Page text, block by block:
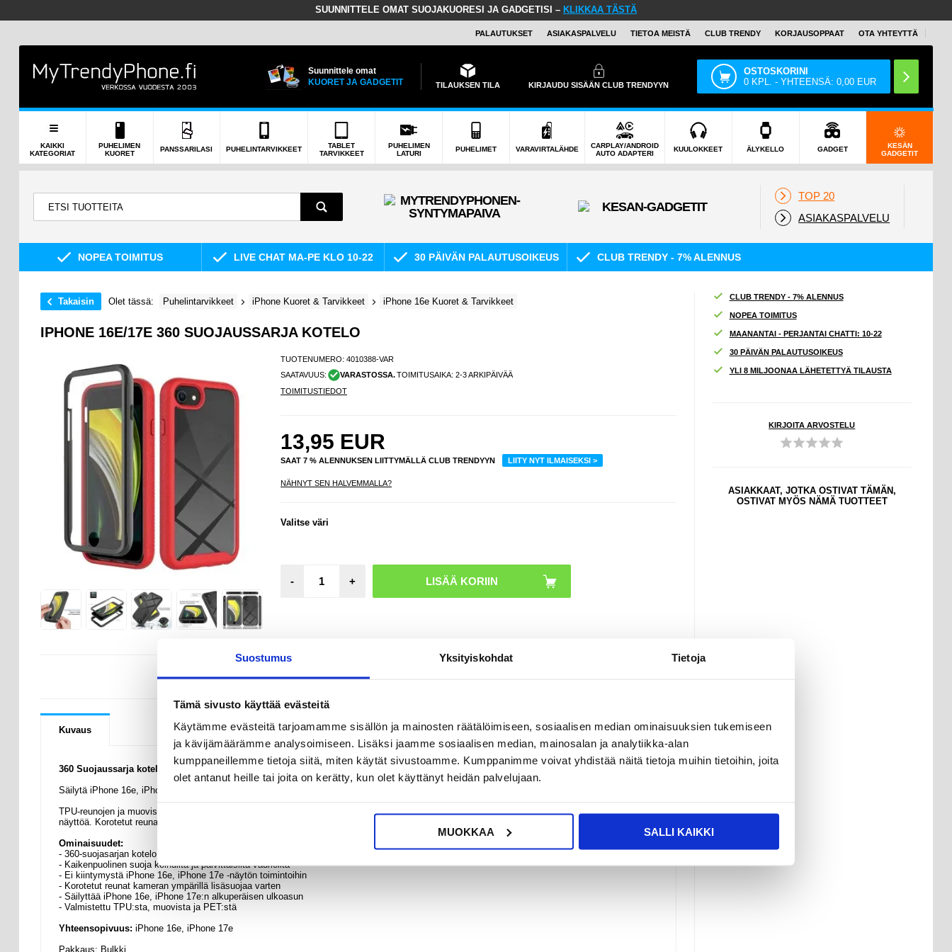
Suostumus Yksityiskohdat Tietoja
Tämä sivusto käyttää evästeitä
Käytämme evästeitä tarjoamamme sisällön ja mainosten räätälöimiseen, sosiaalisen median ominaisuuksien tukemiseen
ja kävijämäärämme analysoimiseen. Lisäksi jaamme sosiaalisen median, mainosalan ja analytiikka-alan
kumppaneillemme tietoja siitä, miten käytät sivustoamme. Kumppanimme voivat yhdistää näitä tietoja muihin tietoihin, joita
olet antanut heille tai joita on kerätty, kun olet käyttänyt heidän palvelujaan.
MUOKKAA SALLI KAIKKI
SUUNNITTELE OMAT SUOJAKUORESI JA GADGETISI – KLIKKAA TÄSTÄ
PALAUTUKSET ASIAKASPALVELU TIETOA MEISTÄ CLUB TRENDY KORJAUSOPPAAT OTA YHTEYTTÄ
Suunnittele omat
KUORET JA GADGETIT
TILAUKSEN TILA KIRJAUDU SISÄÄN CLUB TRENDYYN
OSTOSKORINI
0 KPL. - YHTEENSÄ:0,00 EUR
KAIKKI
KATEGORIAT
PUHELIMEN
KUORET
PANSSARILASI PUHELINTARVIKKEET
TABLET
TARVIKKEET
PUHELIMEN
LATURI
PUHELIMET VARAVIRTALÄHDE
CARPLAY/ANDROID
AUTO ADAPTERI
KUULOKKEET ÄLYKELLO GADGET
KESÄN
GADGETIT
TOP 20
ASIAKASPALVELU
NOPEA TOIMITUS LIVE CHAT MA-PE KLO 10-22 30 PÄIVÄN PALAUTUSOIKEUS CLUB TRENDY - 7% ALENNUS
Takaisin Olet tässä: Puhelintarvikkeet iPhone Kuoret & Tarvikkeet iPhone 16e Kuoret & Tarvikkeet
IPHONE 16E/17E 360 SUOJAUSSARJA KOTELO
TUOTENUMERO:4010388-VAR
SAATAVUUS:
VARASTOSSA.TOIMITUSAIKA: 2-3 ARKIPÄIVÄÄ
TOIMITUSTIEDOT
13,95 EUR
SAAT 7 % ALENNUKSEN LIITTYMÄLLÄ CLUB TRENDYYN LIITY NYT ILMAISEKSI >
NÄHNYT SEN HALVEMMALLA?
Valitse väri
- +
KYSYMYKSIÄ? KYSY POIS
Kuvaus
360 Suojaussarja kotelo - iPhone 16e, iPhone 17e
Säilytä iPhone 16e, iPhone 17e:n alkuperäinen ulkoasu tällä 360-suojakotelolla!
TPU-reunojen ja muovisen takaosan yhdistelmä suojaa pudotuksilta, iskuilta, naarmuilta ja lialta, kun taas edessä oleva PET-näytönsuoja suojaa
näyttöä. Korotetut reunat kameran ympärillä suojaavat objektiiveja kaiken ohella.
Ominaisuudet:
- 360-suojasarjan kotelo iPhone 16e, iPhone 17e:lle
- Kaikenpuolinen suoja kolhuilta ja päivittäisiltä vaurioilta
- Ei kiintymystä iPhone 16e, iPhone 17e -näytön toimintoihin
- Korotetut reunat kameran ympärillä lisäsuojaa varten
- Säilyttää iPhone 16e, iPhone 17e:n alkuperäisen ulkoasun
- Valmistettu TPU:sta, muovista ja PET:stä
Yhteensopivuus: iPhone 16e, iPhone 17e
Pakkaus: Bulkki
CLUB TRENDY - 7% ALENNUS
NOPEA TOIMITUS
MAANANTAI - PERJANTAI CHATTI: 10-22
30 PÄIVÄN PALAUTUSOIKEUS
YLI 8 MILJOONAA LÄHETETTYÄ TILAUSTA
KIRJOITA ARVOSTELU
ASIAKKAAT, JOTKA OSTIVAT TÄMÄN,
OSTIVAT MYÖS NÄMÄ TUOTTEET